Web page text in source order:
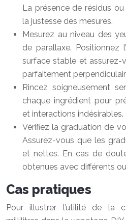
La présence de résidus
la justesse des mesures.
Mesurez au niveau des
de parallaxe. Positionnez
surface stable et
parfaitement
Rincez soigneusement
chaque ingrédient pour
et interactions indésirables.
Vérifiez la graduation de
Assurez-vous que les
et nettes. En cas de
obtenues avec différents
Cas pratiques
Pour illustrer l’utilité de la